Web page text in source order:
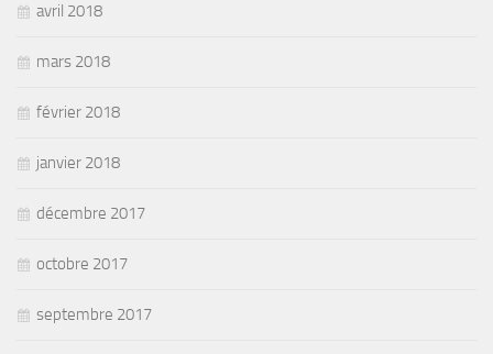
avril 2018
mars 2018
février 2018
janvier 2018
décembre 2017
octobre 2017
septembre 2017